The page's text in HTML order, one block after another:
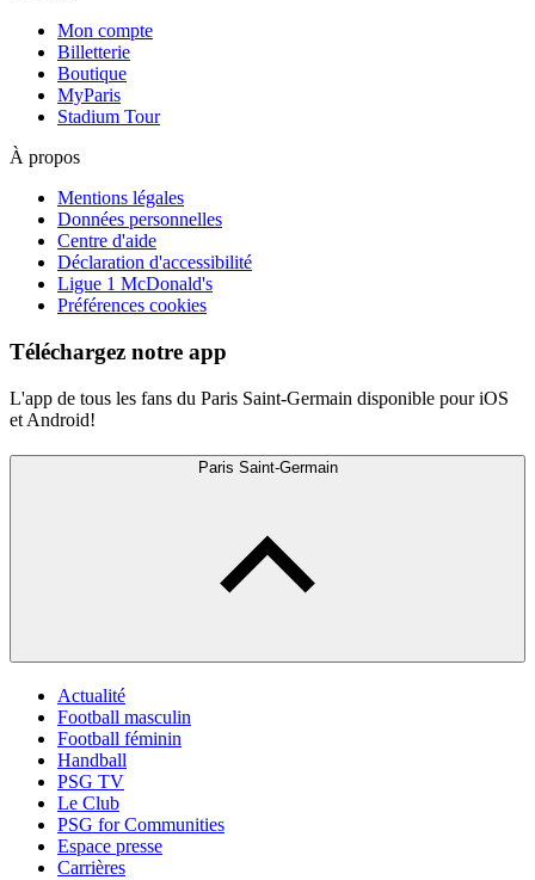
Mon compte
Billetterie
Boutique
MyParis
Stadium Tour
À propos
Mentions légales
Données personnelles
Centre d'aide
Déclaration d'accessibilité
Ligue 1 McDonald's
Préférences cookies
Téléchargez notre app
L'app de tous les fans du Paris Saint-Germain disponible pour iOS
et Android!
Paris Saint-Germain
Actualité
Football masculin
Football féminin
Handball
PSG TV
Le Club
PSG for Communities
Espace presse
Carrières